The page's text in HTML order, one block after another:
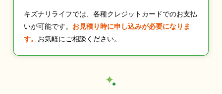
キズナリライフでは、各種クレジットカードでのお支払
いが可能です。 お見積り時に申し込みが必要になりま
す。 お気軽にご相談ください。